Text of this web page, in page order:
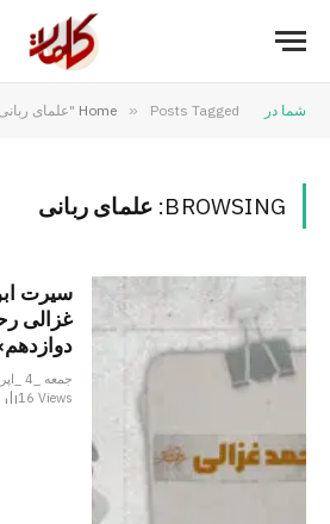
شما در Home » Posts Tagged "علمای ربانی"
BROWSING: علمای ربانی
سیرت
غزالی
جمعه _4 _اپریل _2025AH 4-4-2025AD
16Views